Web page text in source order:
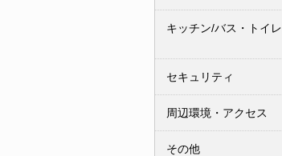
キッチン/バス・トイレ
セキュリティ
周辺環境・アクセス
その他